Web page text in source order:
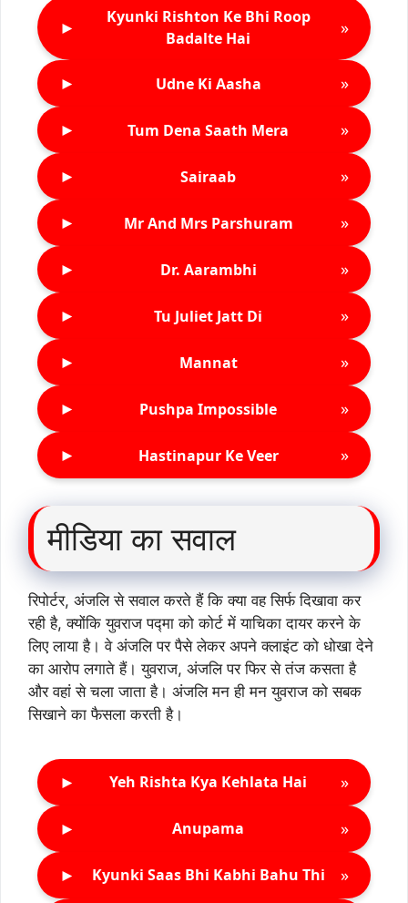
►
Kyunki Rishton Ke Bhi Roop
Badalte Hai
»
► Udne Ki Aasha »
► Tum Dena Saath Mera »
► Sairaab »
► Mr And Mrs Parshuram »
► Dr. Aarambhi »
► Tu Juliet Jatt Di »
► Mannat »
► Pushpa Impossible »
► Hastinapur Ke Veer »
मीडिया का सवाल
रिपोर्टर, अंजलि से सवाल करते हैं कि क्या वह सिर्फ दिखावा कर
रही है, क्योंकि युवराज पद्मा को कोर्ट में याचिका दायर करने के
लिए लाया है। वे अंजलि पर पैसे लेकर अपने क्लाइंट को धोखा देने
का आरोप लगाते हैं। युवराज, अंजलि पर फिर से तंज कसता है
और वहां से चला जाता है। अंजलि मन ही मन युवराज को सबक
सिखाने का फैसला करती है।
► Yeh Rishta Kya Kehlata Hai »
► Anupama »
► Kyunki Saas Bhi Kabhi Bahu Thi »